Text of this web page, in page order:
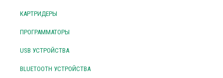
КАРТРИДЕРЫ
ПРОГРАММАТОРЫ
USB УСТРОЙСТВА
BLUETOOTH УСТРОЙСТВА